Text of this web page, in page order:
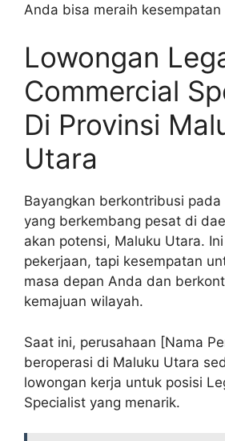
Anda bisa meraih
Lowongan
Commercial
Di Provinsi
Utara
Bayangkan berkontribusi pada
yang berkembang pesat di
akan potensi, Maluku Utara.
pekerjaan, tapi kesempatan
masa depan Anda dan
kemajuan wilayah.
Saat ini, perusahaan [Nama
beroperasi di Maluku Utara
lowongan kerja untuk posisi
Specialist yang menarik.